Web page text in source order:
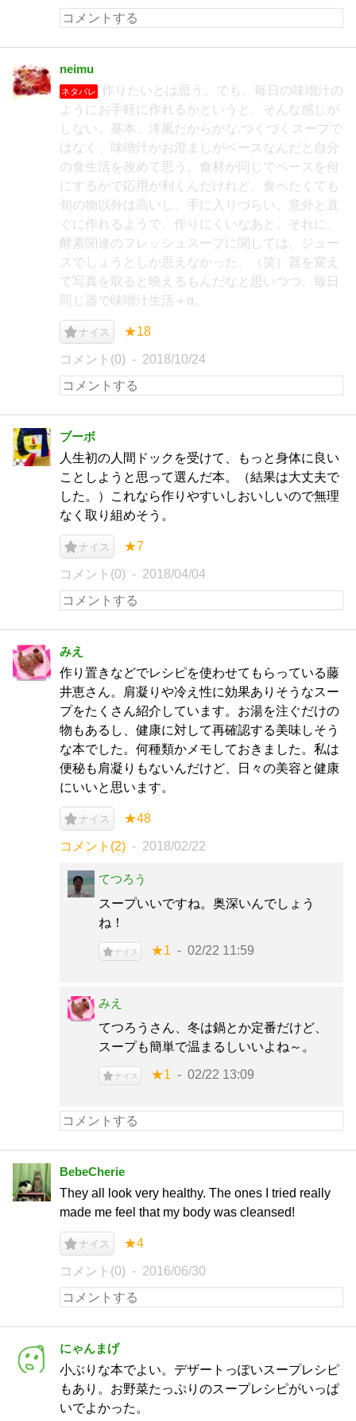
neimu
ネタバレ
作りたいとは思う。でも、毎日の味噌汁の
ようにお手軽に作れるかというと、そんな感じが
しない。基本、洋風だからかな.つくづくスープで
はなく、味噌汁かお澄ましがベースなんだと自分
の食生活を改めて思う。食材が同じでベースを何
にするかで応用が利くんだけれど、食べたくても
旬の物以外は高いし、手に入りづらい。意外と直
ぐに作れるようで、作りにくいなあと。それに、
酵素関連のフレッシュスープに関しては、ジュー
スでしょうとしか思えなかった。（笑）器を変え
て写真を取ると映えるもんだなと思いつつ、毎日
同じ器で味噌汁生活＋α。
ナイス ★18
コメント(0) 2018/10/24
ブーボ
人生初の人間ドックを受けて、もっと身体に良い
ことしようと思って選んだ本。（結果は大丈夫で
した。）これなら作りやすいしおいしいので無理
なく取り組めそう。
ナイス ★7
コメント(0) 2018/04/04
みえ
作り置きなどでレシピを使わせてもらっている藤
井恵さん。肩凝りや冷え性に効果ありそうなスー
プをたくさん紹介しています。お湯を注ぐだけの
物もあるし、健康に対して再確認する美味しそう
な本でした。何種類かメモしておきました。私は
便秘も肩凝りもないんだけど、日々の美容と健康
にいいと思います。
ナイス ★48
コメント(2) 2018/02/22
てつろう
スープいいですね。奥深いんでしょう
ね！
ナイス ★1 02/22 11:59
みえ
てつろうさん、冬は鍋とか定番だけど、
スープも簡単で温まるしいいよね～。
ナイス ★1 02/22 13:09
BebeCherie
They all look very healthy. The ones I tried really
made me feel that my body was cleansed!
ナイス ★4
コメント(0) 2016/06/30
にゃんまげ
小ぶりな本でよい。デザートっぽいスープレシピ
もあり。お野菜たっぷりのスープレシピがいっぱ
いでよかった。